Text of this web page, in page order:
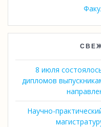
8 июля
дипломов
Научно-